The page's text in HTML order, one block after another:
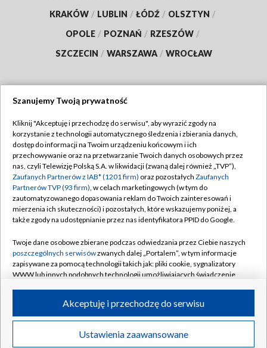
KRAKÓW / LUBLIN / ŁÓDŹ / OLSZTYN /
OPOLE / POZNAŃ / RZESZÓW /
SZCZECIN / WARSZAWA / WROCŁAW
TVP
Abonament TVP
Emisja w TVP
Centrum informacji TVP
Naziemna Telewizja Cyfrowa
Rada Programowa
System NOS
Informacje o nadawcy
Program dla prasy
Regulamin TVP
Polityka prywatności
Moje zgody
Pomoc
Kontakt
Kanały
©2026 Telewizja Polska S.A. w likwidacji
Szanujemy Twoją prywatność
Kliknij "Akceptuję i przechodzę do serwisu", aby wyrazić zgody na
korzystanie z technologii automatycznego śledzenia i zbierania danych,
dostęp do informacji na Twoim urządzeniu końcowym i ich
przechowywanie oraz na przetwarzanie Twoich danych osobowych przez
nas, czyli Telewizję Polską S.A. w likwidacji (zwaną dalej również „TVP”),
Zaufanych Partnerów z IAB* (1201 firm) oraz pozostałych Zaufanych
Partnerów TVP (93 firm), w celach marketingowych (w tym do
zautomatyzowanego dopasowania reklam do Twoich zainteresowań i
mierzenia ich skuteczności) i pozostałych, które wskazujemy poniżej, a
także zgody na udostępnianie przez nas identyfikatora PPID do Google.
Twoje dane osobowe zbierane podczas odwiedzania przez Ciebie naszych
poszczególnych serwisówzwanych dalej „Portalem”, w tym informacje
zapisywane za pomocą technologii takich jak: pliki cookie, sygnalizatory
WWW lub innych podobnych technologii umożliwiających świadczenie
ruchu w Internecie.
Twoje dane osobowe zbierane podczas odwiedzania przez Ciebie
poszczególnych serwisówna Portalu, takie jak adresy IP, identyfikatory
Ustawienia zaawansowane
Akceptuję i przechodzę do serwisu